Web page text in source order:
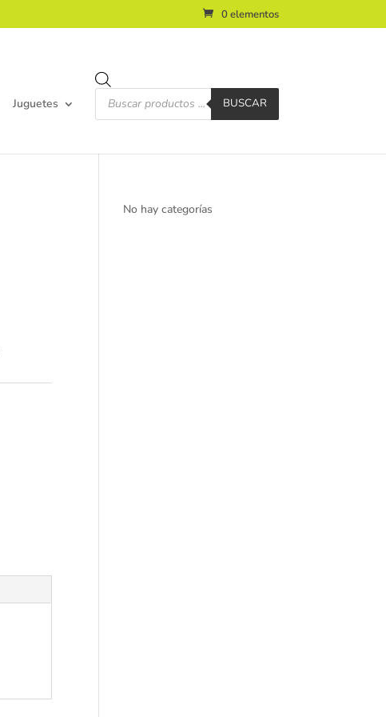
0 elementos
Juguetes
Búsqueda
productos
BUSCAR
No hay categorías